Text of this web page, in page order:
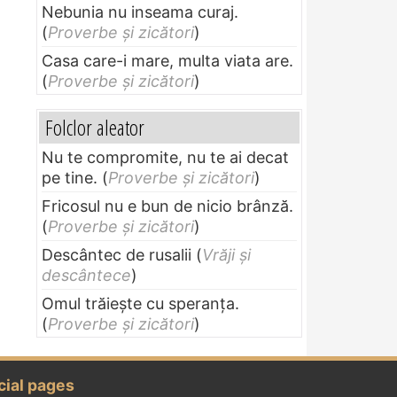
Nebunia nu inseama curaj.
(Proverbe și zicători)
Casa care-i mare, multa viata are.
(Proverbe și zicători)
Folclor aleator
Nu te compromite, nu te ai decat
pe tine. (Proverbe și zicători)
Fricosul nu e bun de nicio brânză.
(Proverbe și zicători)
Descântec de rusalii (Vrăji și
descântece)
Omul trăieşte cu speranţa.
(Proverbe și zicători)
pages